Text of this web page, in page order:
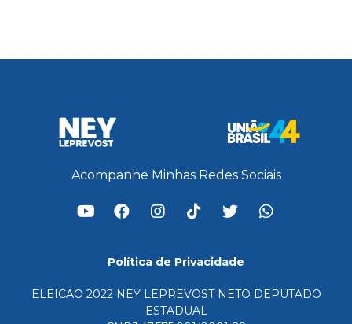
Acompanhe Minhas Redes Sociais
Política de Privacidade
ELEICAO 2022 NEY LEPREVOST NETO DEPUTADO
ESTADUAL